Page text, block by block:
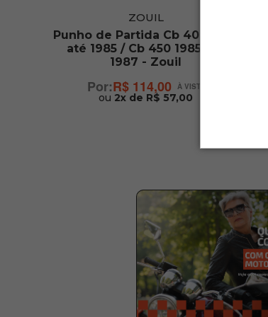
ZOUIL
Punho de Partida Cb 400 1983
até 1985 / Cb 450 1985 até
1987 - Zouil
R$ 114,00
ou 2x de R$ 57,00